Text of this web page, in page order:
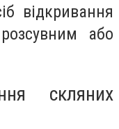
відкривання
або
скляних